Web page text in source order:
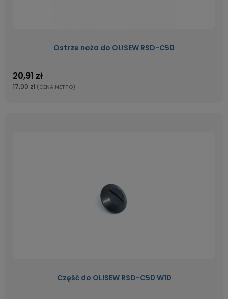
Ostrze noża do OLISEW RSD-C50
20,91 zł
17,00 zł (CENA NETTO)
Część do OLISEW RSD-C50 W10